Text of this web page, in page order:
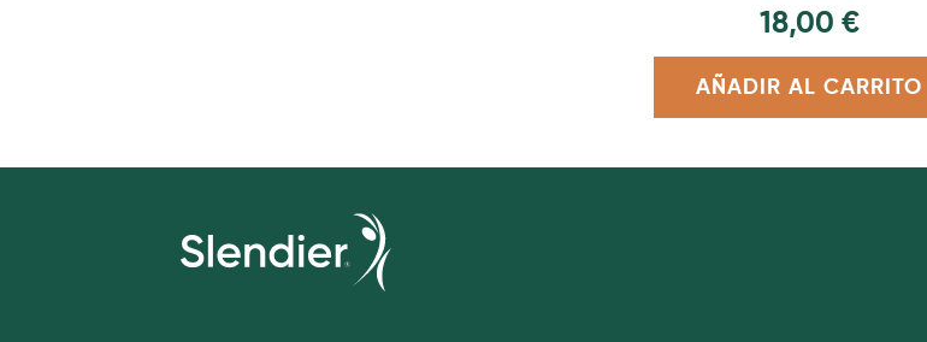
18,00 €
AÑADIR AL CARRITO